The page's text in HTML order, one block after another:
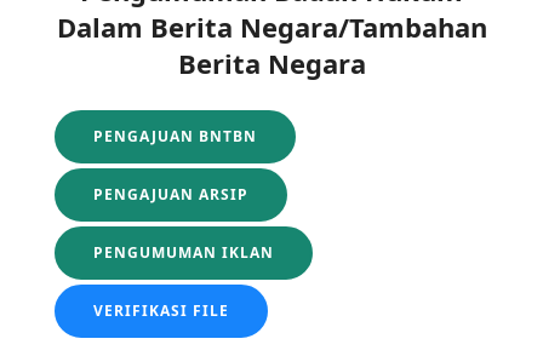
Dalam Berita Negara/Tambahan
Berita Negara
PENGAJUAN BNTBN
PENGAJUAN ARSIP
PENGUMUMAN IKLAN
VERIFIKASI FILE